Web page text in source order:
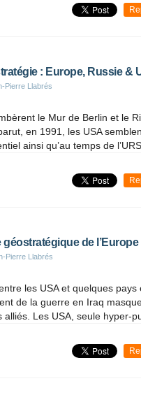
: Europe, Russie &
Pierre Llabrés
le Mur de Berlin et le
en 1991, les USA
ainsi qu’au temps de
géostratégique de l’Europe
Pierre Llabrés
les USA et quelques pays
de la guerre en Iraq
Les USA, seule hyper-